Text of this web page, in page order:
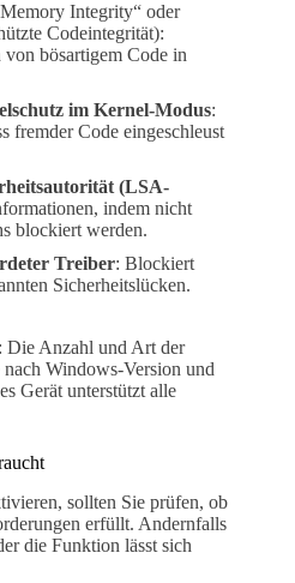
Integrity“ oder
Codeintegrität):
von bösartigem Code in
im Kernel-Modus:
fremder Code eingeschleust
(LSA-
indem nicht
blockiert werden.
Treiber: Blockiert
Sicherheitslücken.
Die Anzahl und Art der
Windows-Version und
Gerät unterstützt alle
sollten Sie prüfen, ob
erfüllt. Andernfalls
die Funktion lässt sich